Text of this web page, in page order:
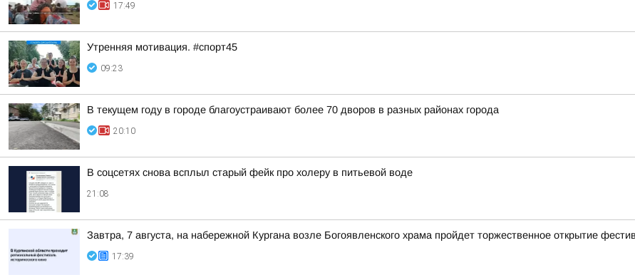
17:49
Утренняя мотивация. #спорт45
09:23
В текущем году в городе благоустраивают более 70 дворов в разных районах города
20:10
В соцсетях снова всплыл старый фейк про холеру в питьевой воде
21:08
Завтра, 7 августа, на набережной Кургана возле Богоявленского храма пройдет торжественное открытие
17:39